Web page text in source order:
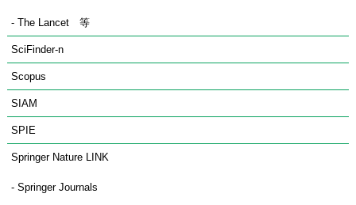
- The Lancet　等
SciFinder-n
Scopus
SIAM
SPIE
Springer Nature LINK
- Springer Journals